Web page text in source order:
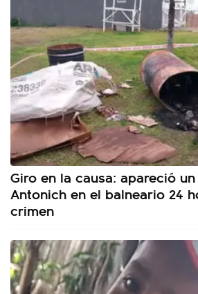
Giro en la causa: apareció
Antonich en el balneario 24
crimen